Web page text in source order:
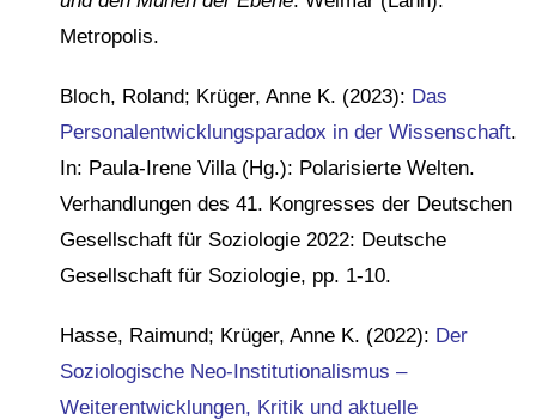
Metropolis.
Bloch, Roland; Krüger, Anne K. (2023): Das
Personalentwicklungsparadox in der Wissenschaft.
In: Paula-Irene Villa (Hg.): Polarisierte Welten.
Verhandlungen des 41. Kongresses der Deutschen
Gesellschaft für Soziologie 2022: Deutsche
Gesellschaft für Soziologie, pp. 1-10.
Hasse, Raimund; Krüger, Anne K. (2022): Der
Soziologische Neo-Institutionalismus –
Weiterentwicklungen, Kritik und aktuelle